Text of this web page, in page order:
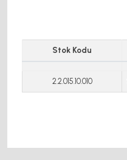
2.2.015.10.010
Stok Kodu